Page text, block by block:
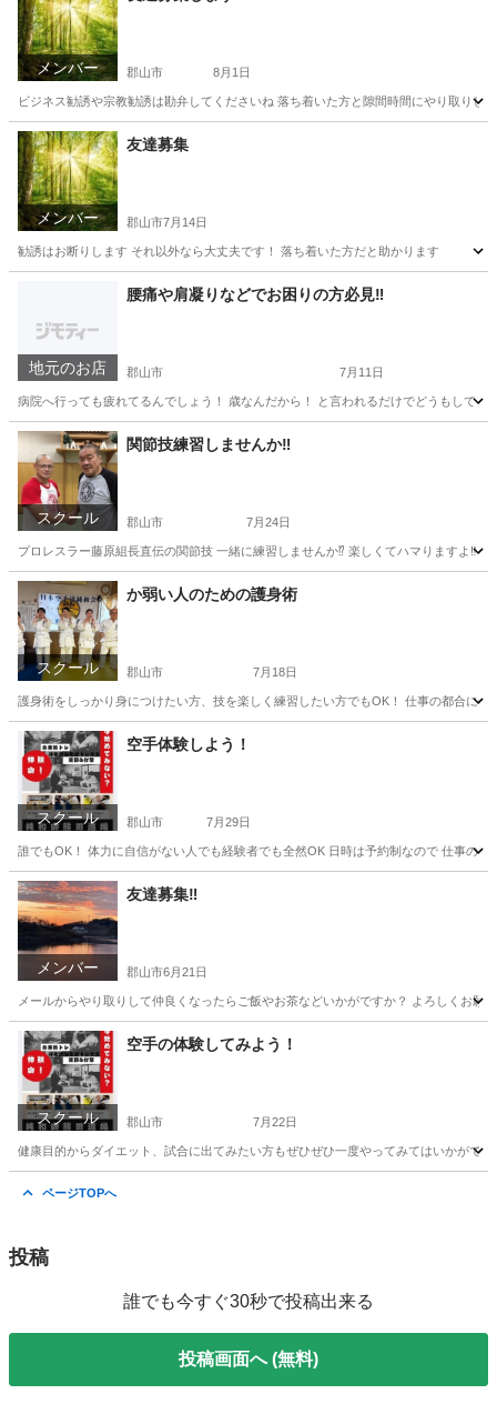
メンバー 郡山市 8月1日
ビジネス勧誘や宗教勧誘は勘弁してくださいね 落ち着いた方と隙間時間にやり取りし
福島 郡山市 その他
メンバー
友達募集
郡山市7月14日
勧誘はお断りします それ以外なら大丈夫です！ 落ち着いた方だと助かります
その他
地元のお店
腰痛や肩凝りなどでお困りの方必見‼️
郡山市 7月11日
病院へ行っても疲れてるんでしょう！ 歳なんだから！ と言われるだけでどうもして
福島 郡山市 その他
スクール
関節技練習しませんか‼️
郡山市 7月24日
プロレスラー藤原組長直伝の関節技 一緒に練習しませんか⁉️ 楽しくてハマりますよ‼️
福島 郡山市 空手/他格闘技 藤原
スクール
か弱い人のための護身術
郡山市 7月18日
護身術をしっかり身につけたい方、技を楽しく練習したい方でもOK！ 仕事の都合に
福島 郡山市 空手/他格闘技
スクール
空手体験しよう！
郡山市 7月29日
誰でもOK！ 体力に自信がない人でも経験者でも全然OK 日時は予約制なので 仕事の
福島 郡山市 空手/他格闘技
メンバー
友達募集‼️
郡山市6月21日
メールからやり取りして仲良くなったらご飯やお茶などいかがですか？ よろしくお願
福島 郡山市 その他 お茶
スクール
空手の体験してみよう！
郡山市 7月22日
健康目的からダイエット、試合に出てみたい方もぜひぜひ一度やってみてはいかがで
ページTOPへ
投稿
誰でも今すぐ30秒で投稿出来る
投稿画面へ (無料)